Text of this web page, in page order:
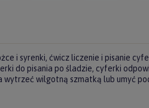
i syrenki, ćwicz liczenie i pisanie
do pisania po śladzie, cyferki
wilgotną szmatką lub umyć